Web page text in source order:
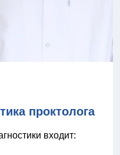
проктолога
входит: